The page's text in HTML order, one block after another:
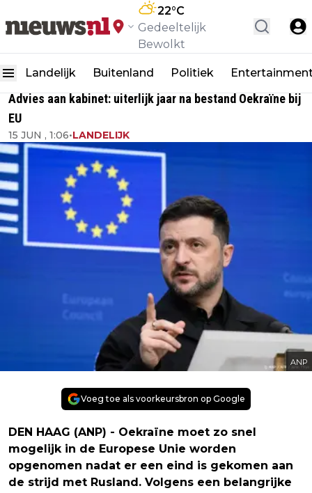
22°C
Gedeeltelijk
Bewolkt
Landelijk Buitenland Politiek
Advies aan kabinet: uiterlijk jaar na bestand Oekraïne bij
EU
15 JUN , 1:06•LANDELIJK
ANP
Voeg toe als voorkeursbron op Google
DEN HAAG (ANP) - Oekraïne moet zo snel
mogelijk in de Europese Unie worden
opgenomen nadat er een eind is gekomen aan
de strijd met Rusland. Volgens een belangrijke